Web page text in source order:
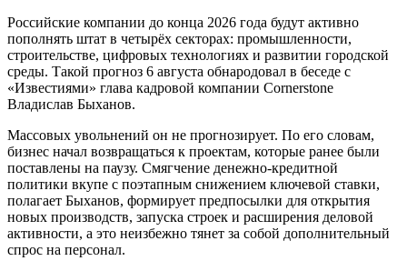
Российские компании до конца 2026 года будут активно
пополнять штат в четырёх секторах: промышленности,
строительстве, цифровых технологиях и развитии городской
среды. Такой прогноз 6 августа обнародовал в беседе с
«Известиями» глава кадровой компании Cornerstone
Владислав Быханов.
Массовых увольнений он не прогнозирует. По его словам,
бизнес начал возвращаться к проектам, которые ранее были
поставлены на паузу. Смягчение денежно-кредитной
политики вкупе с поэтапным снижением ключевой ставки,
полагает Быханов, формирует предпосылки для открытия
новых производств, запуска строек и расширения деловой
активности, а это неизбежно тянет за собой дополнительный
спрос на персонал.